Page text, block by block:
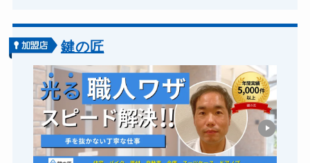
金庫カギ開け
鍵の匠